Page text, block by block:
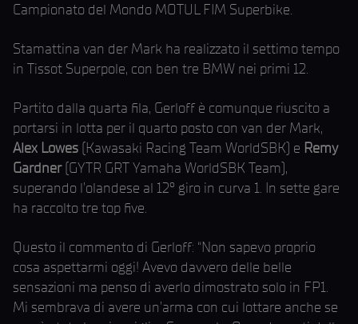
Campionato del Mondo MOTUL FIM Superbike.
Stamattina van der Mark ha realizzato il settimo tempo
in Tissot Superpole, con ben tre BMW nei primi 12.
Partito dalla quarta fila, Gerloff è comunque riuscito a
portarsi in lotta per il quarto posto con van der Mark,
Alex Lowes (Kawasaki Racing Team WorldSBK) e Remy
Gardner(GYTR GRT Yamaha WorldSBK Team),
superando l’olandese al 12° giro in curva 1. In sette gare
ha raccolto tre top five.
Questo il commento di Gerloff: “Non sapevo proprio
cosa aspettarmi oggi! Avevo davvero delle belle
sensazioni ma penso di averlo dimostrato solo in FP1.
Mi sembrava di avere un’arma con cui lottare anche se